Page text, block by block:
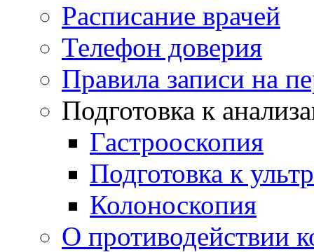
Расписание врачей
Телефон доверия
Правила записи на
Подготовка к
Гастрооскопия
Подготовка к
Колоноскопия
О противодействии